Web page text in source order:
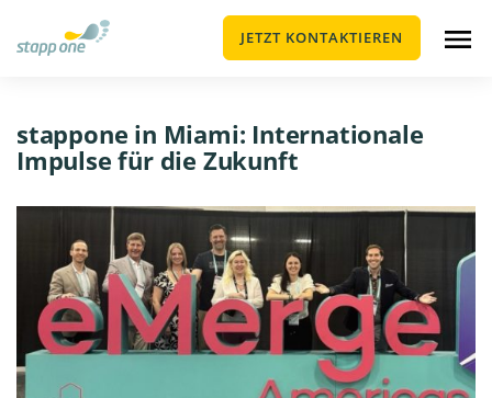
JETZT KONTAKTIEREN
stappone in Miami: Internationale
Impulse für die Zukunft